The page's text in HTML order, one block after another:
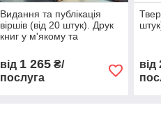
Видання та публікація
віршів (від 20 штук). Друк
книг у м'якому та
дизайном та версткою
від 1 265₴/
послуга
від